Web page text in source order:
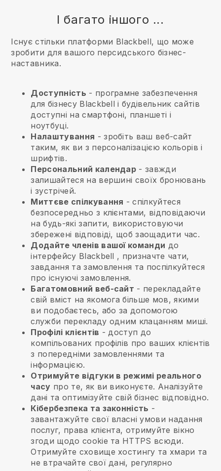
І багато іншого ...
Існує стільки платформи Blackbell, що може
зробити для вашого персидського бізнес-
наставника.
Доступність - програмне забезпечення
для бізнесу Blackbell і будівельник сайтів
доступні на смартфоні, планшеті і
ноутбуці.
Налаштування - зробіть ваш веб-сайт
таким, як ви з персоналізацією кольорів і
шрифтів.
Персональний календар - завжди
залишайтеся на вершині своїх бронювань
і зустрічей.
Миттєве спілкування - спілкуйтеся
безпосередньо з клієнтами, відповідаючи
на будь-які запити, використовуючи
збережені відповіді, щоб заощадити час.
Додайте членів вашої команди до
інтерфейсу Blackbell , призначте чати,
завдання та замовлення та поспілкуйтеся
про існуючі замовлення.
Багатомовний веб-сайт - перекладайте
свій вміст на якомога більше мов, якими
ви подобаєтесь, або за допомогою
служби перекладу одним клацанням миші.
Профілі клієнтів - доступ до
компільованих профілів про ваших клієнтів
з попередніми замовленнями та
інформацією.
Отримуйте відгуки в режимі реального
часу про те, як ви виконуєте. Аналізуйте
дані та оптимізуйте свій бізнес відповідно.
Кібербезпека та законність -
завантажуйте свої власні умови надання
послуг, права клієнта, отримуйте вікно
згоди щодо cookie та HTTPS всюди.
Отримуйте сховище хостингу та хмари та
не втрачайте свої дані, регулярно